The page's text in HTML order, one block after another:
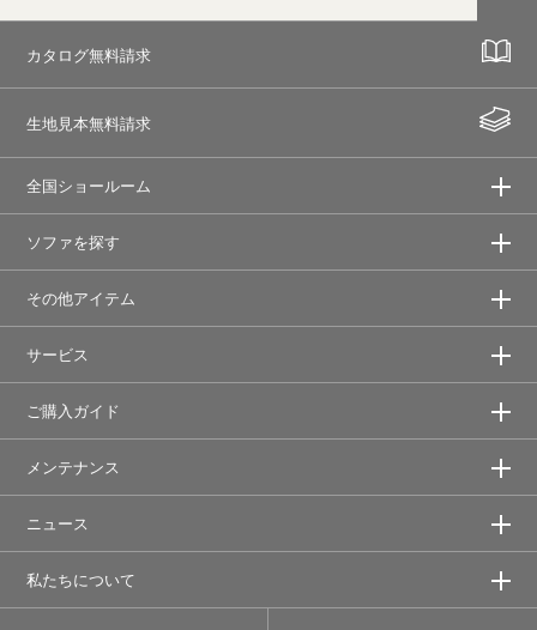
カタログ無料請求
生地見本無料請求
全国ショールーム
ソファを探す
その他アイテム
サービス
ご購入ガイド
メンテナンス
ニュース
私たちについて